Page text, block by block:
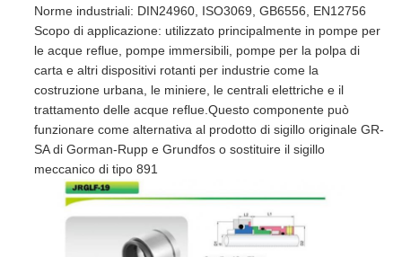
Norme industriali: DIN24960, ISO3069, GB6556, EN12756
Scopo di applicazione: utilizzato principalmente in pompe per
le acque reflue, pompe immersibili, pompe per la polpa di
carta e altri dispositivi rotanti per industrie come la
costruzione urbana, le miniere, le centrali elettriche e il
trattamento delle acque reflue.Questo componente può
funzionare come alternativa al prodotto di sigillo originale GR-
SA di Gorman-Rupp e Grundfos o sostituire il sigillo
meccanico di tipo 891